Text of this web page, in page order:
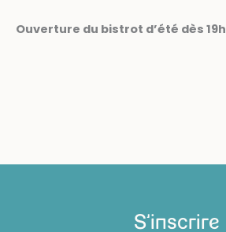
Ouverture du bistrot d’été dès 19h
S'inscrire